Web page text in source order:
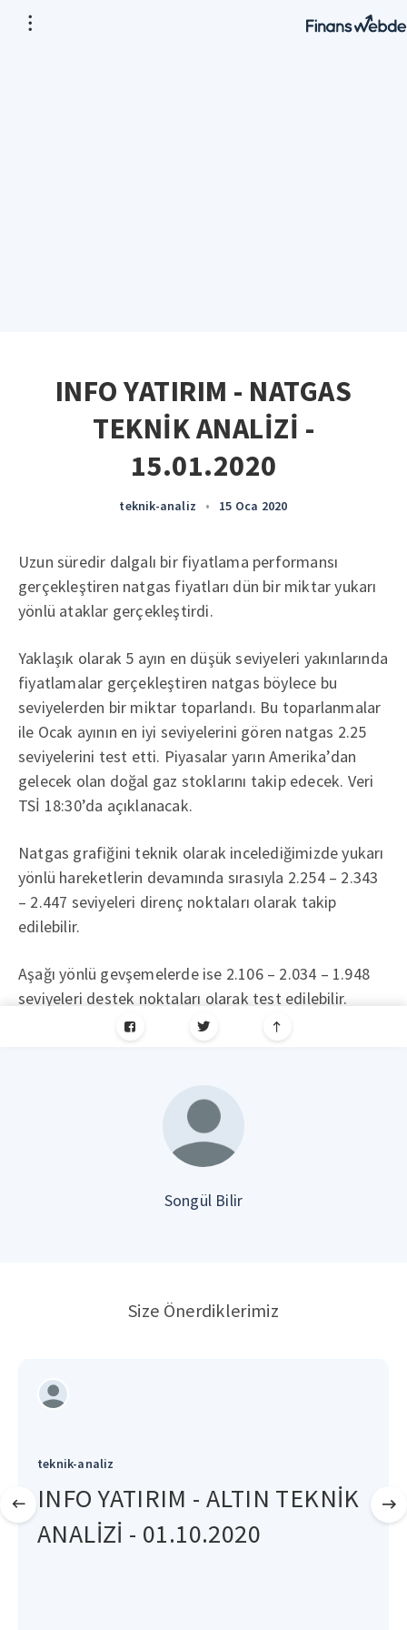
INFO YATIRIM - NATGAS
TEKNİK ANALİZİ -
15.01.2020
teknik-analiz • 15 Oca 2020
Uzun süredir dalgalı bir fiyatlama performansı
gerçekleştiren natgas fiyatları dün bir miktar yukarı
yönlü ataklar gerçekleştirdi.
Yaklaşık olarak 5 ayın en düşük seviyeleri yakınlarında
fiyatlamalar gerçekleştiren natgas böylece bu
seviyelerden bir miktar toparlandı. Bu toparlanmalar
ile Ocak ayının en iyi seviyelerini gören natgas 2.25
seviyelerini test etti. Piyasalar yarın Amerika’dan
gelecek olan doğal gaz stoklarını takip edecek. Veri
TSİ 18:30’da açıklanacak.
Natgas grafiğini teknik olarak incelediğimizde yukarı
yönlü hareketlerin devamında sırasıyla 2.254 – 2.343
– 2.447 seviyeleri direnç noktaları olarak takip
edilebilir.
Aşağı yönlü gevşemelerde ise 2.106 – 2.034 – 1.948
seviyeleri destek noktaları olarak test edilebilir.
Songül Bilir
Size Önerdiklerimiz
teknik-analiz
INFO YATIRIM - ALTIN TEKNİK
ANALİZİ - 01.10.2020